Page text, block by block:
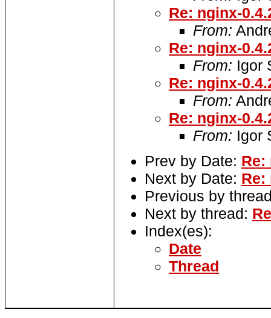
Re: nginx-
From:
Re: nginx-
From: Igor
Re: nginx-
From:
Re: nginx-
From: Igor
Prev by Date: Re:
Next by Date: Re:
Previous by
Next by thread:
Index(es):
Date
Thread